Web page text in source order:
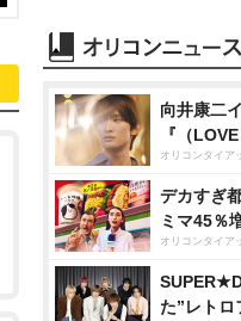
向井康二
『（
オリコンタイア
デカすぎ
ミマ45％
オリコンタイア
た”レトロ